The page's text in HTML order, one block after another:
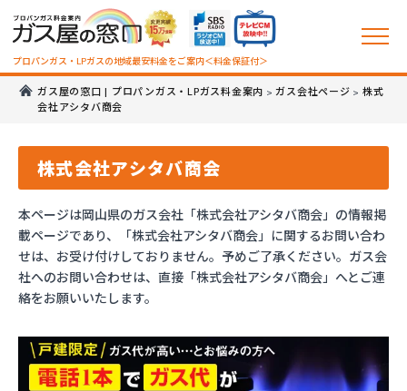
プロパンガス・LPガスの地域最安料金をご案内＜料金保証付＞
ガス屋の窓口 | プロパンガス・LPガス料金案内 >ガス会社ページ > 株式
会社アシタバ商会
株式会社アシタバ商会
本ページは岡山県のガス会社「株式会社アシタバ商会」の情報掲
載ページであり、「株式会社アシタバ商会」に関するお問い合わ
せは、お受け付けしておりません。予めご了承ください。ガス会
社へのお問い合わせは、直接「株式会社アシタバ商会」へとご連
絡をお願いいたします。